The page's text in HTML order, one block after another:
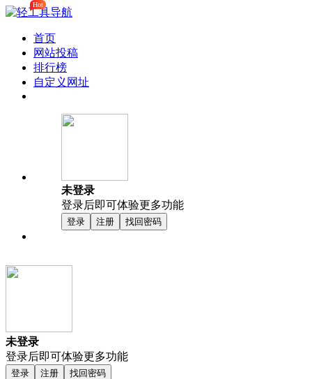
首页
网站投稿
排行榜
Hot
自定义网址
未登录
登录后即可体验更多功能
登录 注册 找回密码
未登录
登录后即可体验更多功能
登录 注册 找回密码